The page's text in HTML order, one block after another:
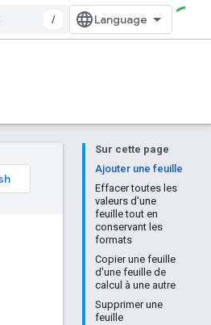
/
Sur cette page
Ajouter une feuille
Effacer toutes les
valeurs d'une
feuille tout en
conservant les
formats
Copier une feuille
d'une feuille de
calcul à une autre
Supprimer une
feuille